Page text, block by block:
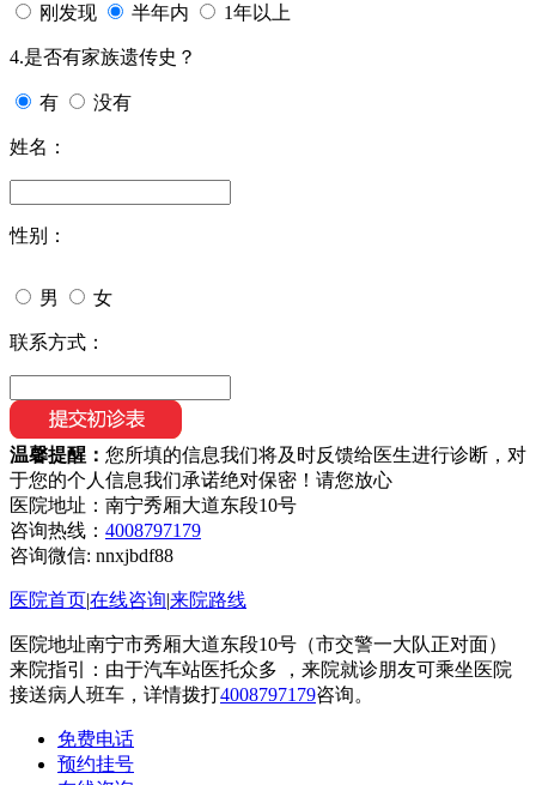
刚发现 半年内 1年以上
4.是否有家族遗传史？
有 没有
姓名：
性别：
男 女
联系方式：
温馨提醒： 您所填的信息我们将及时反馈给医生进行诊断，对
于您的个人信息我们承诺绝对保密！请您放心
医院地址：南宁秀厢大道东段10号
咨询热线： 4008797179
咨询微信: nnxjbdf88
医院首页|在线咨询|来院路线
医院地址南宁市秀厢大道东段10号（市交警一大队正对面）
来院指引：由于汽车站医托众多 ，来院就诊朋友可乘坐医院
接送病人班车，详情拨打4008797179咨询。
免费电话
预约挂号